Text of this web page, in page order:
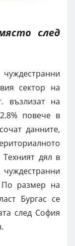
след
сектор на
възлизат на
повече в
данните,
дял в
По размер на
Бургас се
след София